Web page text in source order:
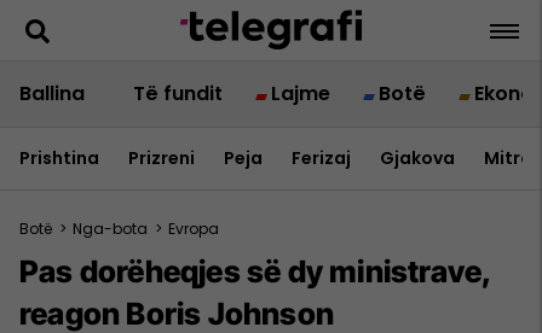
Ballina Të fundit Lajme Botë
Prishtina Prizreni Peja Ferizaj Gjakova
Botë > Nga-bota > Evropa
Pas dorëheqjes së dy ministrave,
reagon Boris Johnson